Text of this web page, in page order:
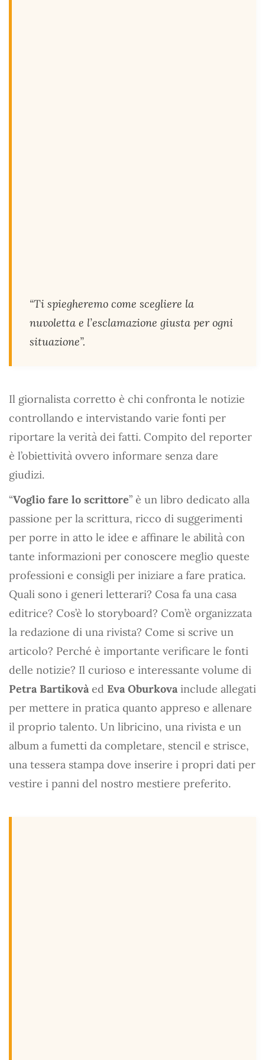
“Ti spiegheremo come scegliere la
nuvoletta e l’esclamazione giusta per ogni
situazione”.
Il giornalista corretto è chi confronta le notizie
controllando e intervistando varie fonti per
riportare la verità dei fatti. Compito del reporter
è l’obiettività ovvero informare senza dare
giudizi.
“Voglio fare lo scrittore” è un libro dedicato alla
passione per la scrittura, ricco di suggerimenti
per porre in atto le idee e affinare le abilità con
tante informazioni per conoscere meglio queste
professioni e consigli per iniziare a fare pratica.
Quali sono i generi letterari? Cosa fa una casa
editrice? Cos’è lo storyboard? Com’è organizzata
la redazione di una rivista? Come si scrive un
articolo? Perché è importante verificare le fonti
delle notizie? Il curioso e interessante volume di
Petra Bartikovà ed Eva Oburkova include allegati
per mettere in pratica quanto appreso e allenare
il proprio talento. Un libricino, una rivista e un
album a fumetti da completare, stencil e strisce,
una tessera stampa dove inserire i propri dati per
vestire i panni del nostro mestiere preferito.